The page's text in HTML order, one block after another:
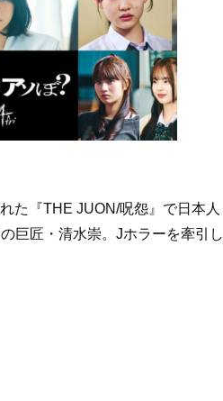
た『THE JUON/呪怨』で日本人
巨匠・清水崇。Jホラーを牽引し